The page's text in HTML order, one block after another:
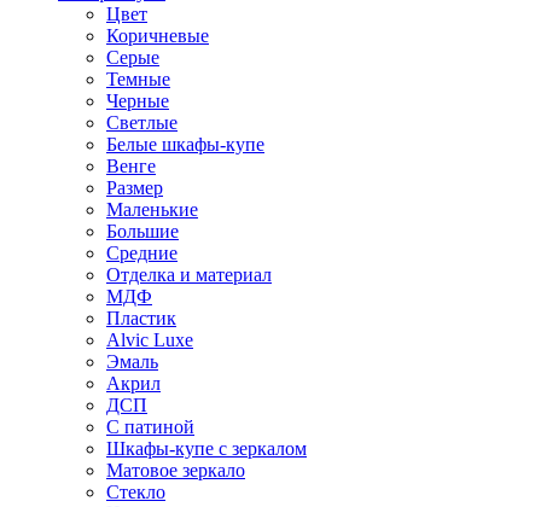
Цвет
Коричневые
Серые
Темные
Черные
Светлые
Белые шкафы-купе
Венге
Размер
Маленькие
Большие
Средние
Отделка и материал
МДФ
Пластик
Alvic Luxe
Эмаль
Акрил
ДСП
С патиной
Шкафы-купе с зеркалом
Матовое зеркало
Стекло